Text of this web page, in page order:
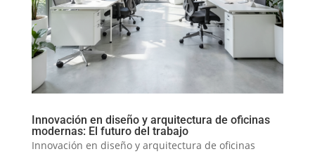
Innovación en diseño y arquitectura de oficinas
modernas: El futuro del trabajo
Innovación en diseño y arquitectura de oficinas